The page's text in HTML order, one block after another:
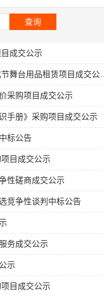
查询
成交公示
舞台用品租赁项目成交公…
采购项目成交公示
手册》采购项目成交公示
标公告
目成交公示
性磋商成交公示
竞争性谈判中标公告
务成交公示
示
目成交公示